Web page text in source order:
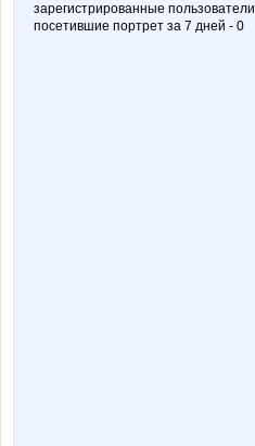
зарегистрированные пользователи
посетившие портрет за 7 дней - 0